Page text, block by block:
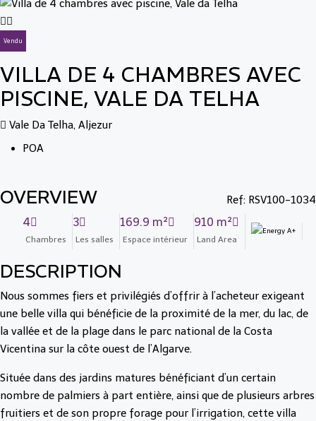
Vendu
VILLA DE 4 CHAMBRES AVEC
PISCINE, VALE DA TELHA
Vale Da Telha, Aljezur
POA
OVERVIEW Ref: RSV100-1034
4
Chambres
3
Les salles
169.9 m²
Espace intérieur
910 m²
Land Area
DESCRIPTION
Nous sommes fiers et privilégiés d’offrir à l’acheteur exigeant
une belle villa qui bénéficie de la proximité de la mer, du lac, de
la vallée et de la plage dans le parc national de la Costa
Vicentina sur la côte ouest de l’Algarve.
Située dans des jardins matures bénéficiant d’un certain
nombre de palmiers à part entière, ainsi que de plusieurs arbres
fruitiers et de son propre forage pour l’irrigation, cette villa